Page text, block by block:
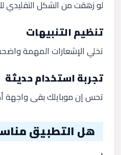
لو زهقت من الشكل التقليدي
تنظيم التنبيهات
تخلي الإشعارات المهمة
تجربة استخدام حديثة
تحس إن موبايلك بقى واجهة
هل التطبيق